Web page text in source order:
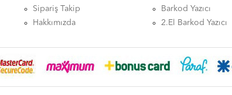
Sipariş Takip
Hakkımızda
Barkod Yazıcı
2.El Barkod Yazıcı